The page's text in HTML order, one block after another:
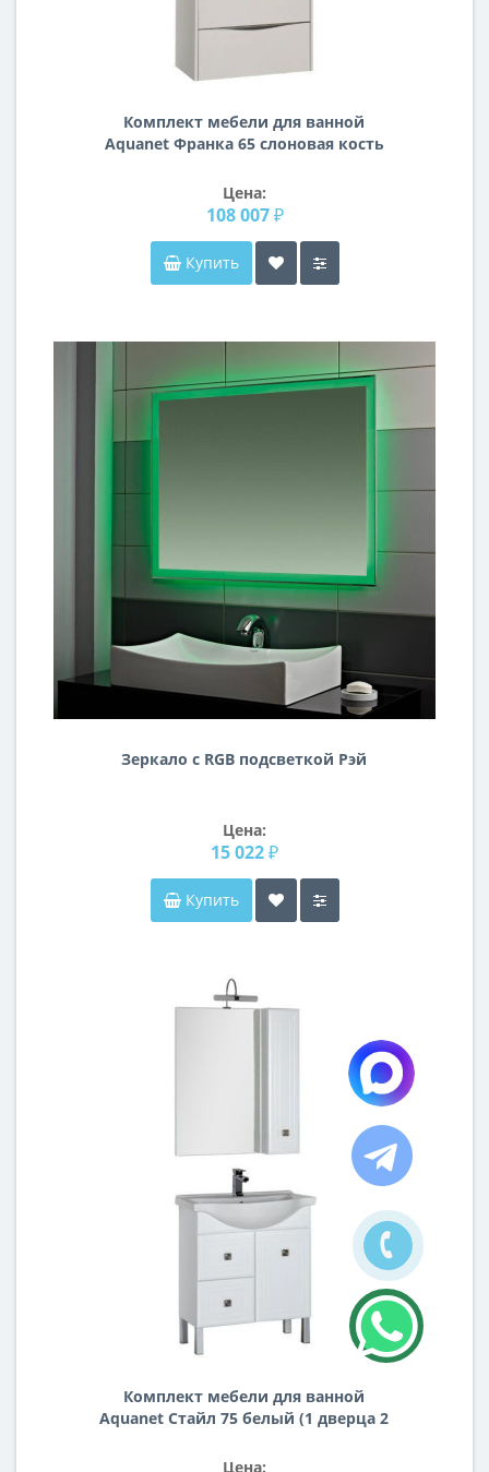
Комплект мебели для ванной
Aquanet Франка 65 слоновая кость
Цена:
108 007 ₽
Купить
Зеркало с RGB подсветкой Рэй
Цена:
15 022 ₽
Купить
Комплект мебели для ванной
Aquanet Стайл 75 белый (1 дверца 2
Цена: